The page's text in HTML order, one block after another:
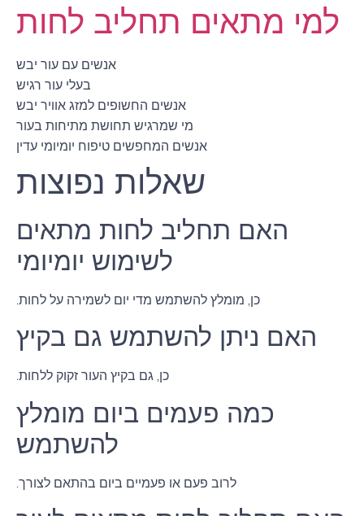
למי מתאים תחליב לחות
אנשים עם עור יבש
בעלי עור רגיש
אנשים החשופים למזג אוויר יבש
מי שמרגיש תחושת מתיחות בעור
אנשים המחפשים טיפוח יומיומי עדין
שאלות נפוצות
האם תחליב לחות מתאים
לשימוש יומיומי
כן, מומלץ להשתמש מדי יום לשמירה על לחות.
האם ניתן להשתמש גם בקיץ
כן, גם בקיץ העור זקוק ללחות.
כמה פעמים ביום מומלץ
להשתמש
לרוב פעם או פעמיים ביום בהתאם לצורך.